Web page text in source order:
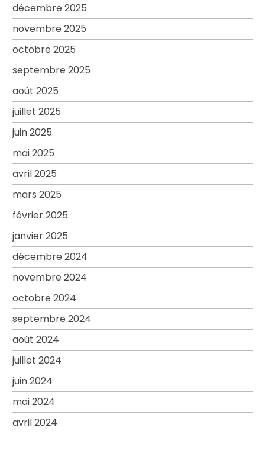
décembre 2025
novembre 2025
octobre 2025
septembre 2025
août 2025
juillet 2025
juin 2025
mai 2025
avril 2025
mars 2025
février 2025
janvier 2025
décembre 2024
novembre 2024
octobre 2024
septembre 2024
août 2024
juillet 2024
juin 2024
mai 2024
avril 2024